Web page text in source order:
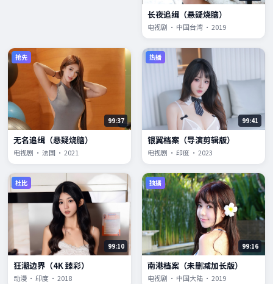
长夜追缉（悬疑烧脑）
电视剧 · 中国台湾 · 2019
抢先
99:37
无名追缉（悬疑烧脑）
电视剧 · 法国 · 2021
热播
99:41
银翼档案（导演剪辑版）
电视剧 · 印度 · 2023
杜比
99:10
狂潮边界（4K 臻彩）
动漫 · 印度 · 2018
独播
99:16
南港档案（未删减加长版）
电视剧 · 中国大陆 · 2019